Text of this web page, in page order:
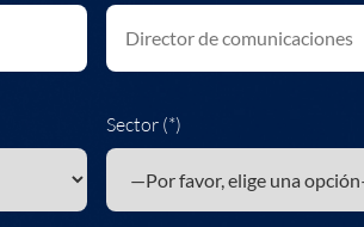
Sector (*)